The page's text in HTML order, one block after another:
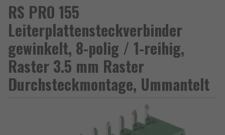
RS PRO 155
Leiterplattensteckverbinder
gewinkelt, 8-polig / 1-reihig,
Raster 3.5 mm Raster
Durchsteckmontage, Ummantelt